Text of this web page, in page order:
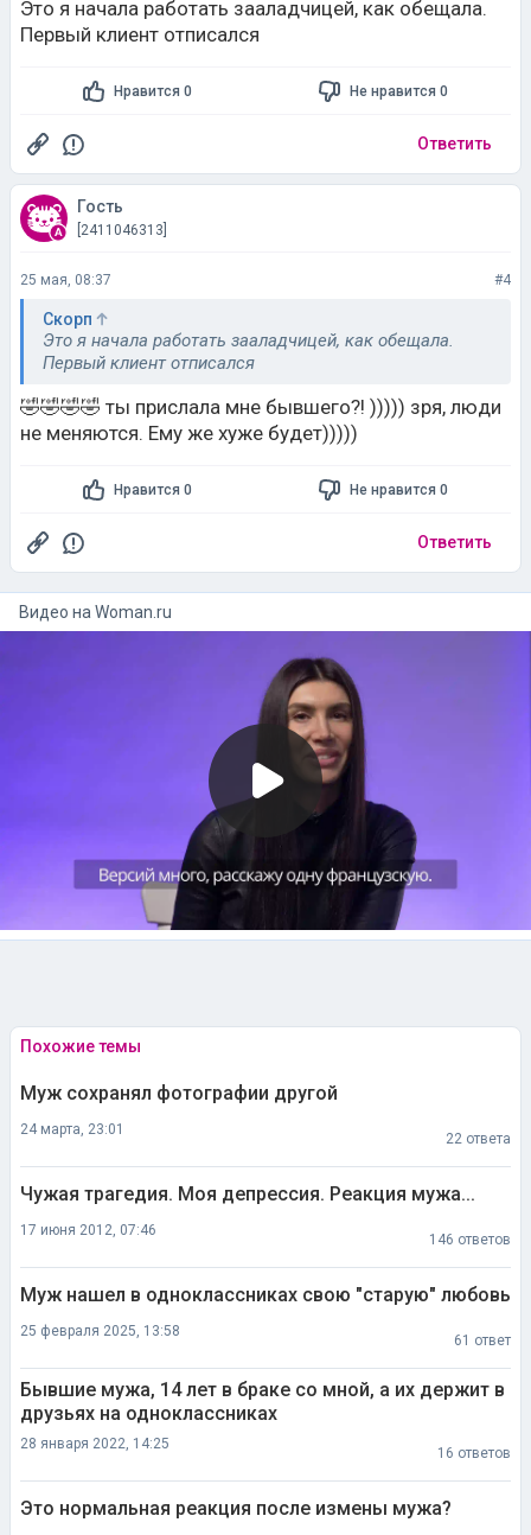
Это я начала работать зааладчицей, как обещала.
Первый клиент отписался
Нравится 0 Не нравится 0
Ответить
Гость
[2411046313]
25 мая, 08:37 #4
Скорп
Это я начала работать зааладчицей, как обещала.
Первый клиент отписался
🤣🤣🤣🤣 ты прислала мне бывшего?! ))))) зря, люди
не меняются. Ему же хуже будет)))))
Нравится 0 Не нравится 0
Ответить
Видео на woman.ru
Похожие темы
Муж сохранял фотографии другой
24 марта, 23:01
22 ответа
Чужая трагедия. Моя депрессия. Реакция мужа...
17 июня 2012, 07:46
146 ответов
Муж нашел в одноклассниках свою "старую" любовь
25 февраля 2025, 13:58
61 ответ
Бывшие мужа, 14 лет в браке со мной, а их держит в
друзьях на одноклассниках
28 января 2022, 14:25
16 ответов
Это нормальная реакция после измены мужа?